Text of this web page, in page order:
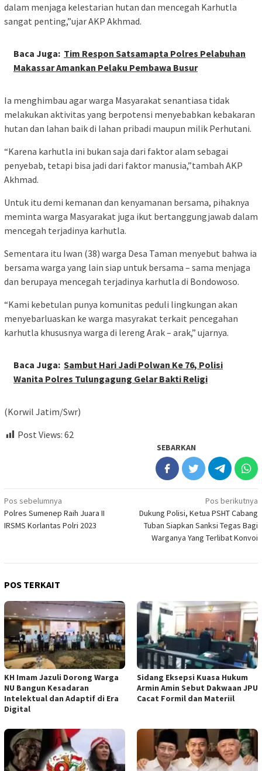
dalam menjaga kelestarian hutan dan mencegah Karhutla
sangat penting,”ujar AKP Akhmad.
Baca Juga: Tim Respon Satsamapta Polres Pelabuhan
Makassar Amankan Pelaku Pembawa Busur
Ia menghimbau agar warga Masyarakat senantiasa tidak
melakukan aktivitas yang berpotensi menyebabkan kebakaran
hutan dan lahan baik di lahan pribadi maupun milik Perhutani.
“Karena karhutla ini bukan saja dari faktor alam sebagai
penyebab, tetapi bisa jadi dari faktor manusia,”tambah AKP
Akhmad.
Untuk itu demi kemanan dan kenyamanan bersama, pihaknya
meminta warga Masyarakat juga ikut bertanggungjawab dalam
mencegah terjadinya karhutla.
Sementara itu Iwan (38) warga Desa Taman menyebut bahwa ia
bersama warga yang lain siap untuk bersama – sama menjaga
dan berupaya mencegah terjadinya karhutla di Bondowoso.
“Kami kebetulan punya komunitas peduli lingkungan akan
menyebarluaskan ke warga masyrakat terkait pencegahan
karhutla khususnya warga di lereng Arak – arak,” ujarnya.
Baca Juga: Sambut Hari Jadi Polwan Ke 76, Polisi
Wanita Polres Tulungagung Gelar Bakti Religi
(Korwil Jatim/Swr)
Post Views: 62
SEBARKAN
Navigasi
pos
Pos sebelumnya
Polres Sumenep Raih Juara II
IRSMS Korlantas Polri 2023
Pos berikutnya
Dukung Polisi, Ketua PSHT Cabang
Tuban Siapkan Sanksi Tegas Bagi
Warganya Yang Terlibat Konvoi
POS TERKAIT
KH Imam Jazuli Dorong Warga
NU Bangun Kesadaran
Intelektual dan Adaptif di Era
Digital
‎Sidang Eksepsi Kuasa Hukum
Armin Amin Sebut Dakwaan JPU
Cacat Formil dan Materiil